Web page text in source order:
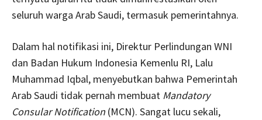
seluruh warga Arab Saudi, termasuk pemerintahnya.
Dalam hal notifikasi ini, Direktur Perlindungan WNI
dan Badan Hukum Indonesia Kemenlu RI, Lalu
Muhammad Iqbal, menyebutkan bahwa Pemerintah
Arab Saudi tidak pernah membuat Mandatory
Consular Notification (MCN). Sangat lucu sekali,